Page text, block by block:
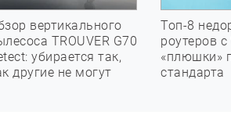
вертикального
TROUVER G70
убирается так,
другие не могут
Топ-8
роутеров
«плюшки»
стандарта